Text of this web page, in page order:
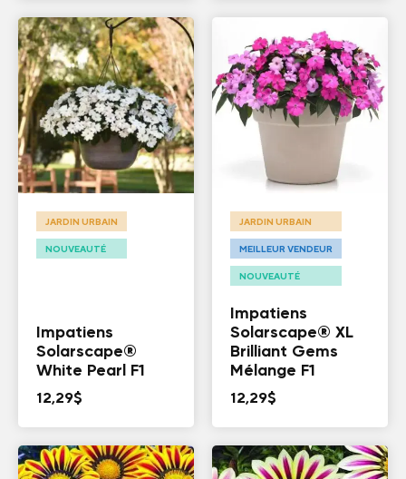
JARDIN URBAIN
NOUVEAUTÉ
Impatiens
Solarscape®
White Pearl F1
12,29$
JARDIN URBAIN
MEILLEUR VENDEUR
NOUVEAUTÉ
Impatiens
Solarscape® XL
Brilliant Gems
Mélange F1
12,29$